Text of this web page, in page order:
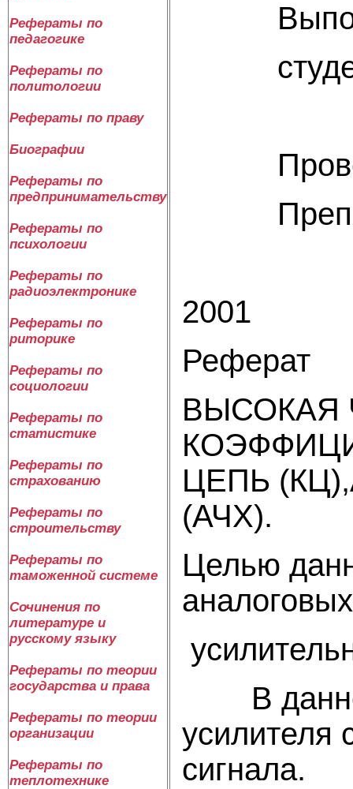
Рефераты по
педагогике
Рефераты по
политологии
Рефераты по праву
Биографии
Рефераты по
предпринимательству
Рефераты по
психологии
Рефераты по
радиоэлектронике
Рефераты по
риторике
Рефераты по
социологии
Рефераты по
статистике
Рефераты по
страхованию
Рефераты по
строительству
Рефераты по
таможенной системе
Сочинения по
литературе и
русскому языку
Рефераты по теории
государства и права
Рефераты по теории
организации
Рефераты по
теплотехнике
2001
Реферат
ВЫСОКАЯ
ЦЕПЬ
(АЧХ).
Целью
аналоговых
В данной
усилителя
сигнала.